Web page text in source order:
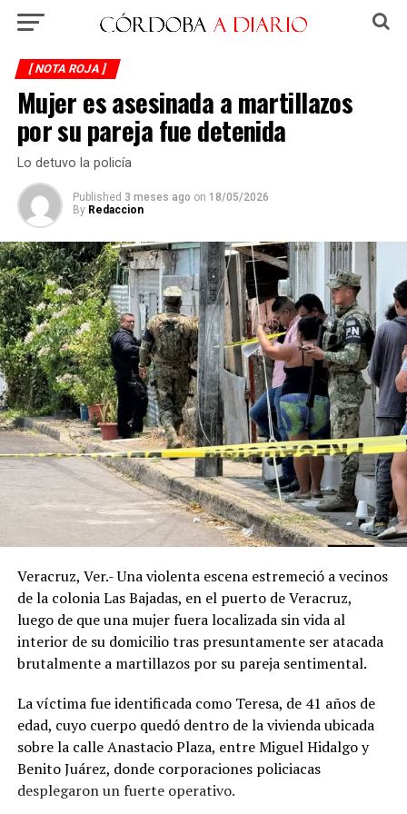
[ NOTA ROJA ]
Mujer es asesinada a martillazos
por su pareja fue detenida
Lo detuvo la policía
Published 3 meses ago on 18/05/2026
By Redaccion
Veracruz, Ver.- Una violenta escena estremeció a vecinos
de la colonia Las Bajadas, en el puerto de Veracruz,
luego de que una mujer fuera localizada sin vida al
interior de su domicilio tras presuntamente ser atacada
brutalmente a martillazos por su pareja sentimental.
La víctima fue identificada como Teresa, de 41 años de
edad, cuyo cuerpo quedó dentro de la vivienda ubicada
sobre la calle Anastacio Plaza, entre Miguel Hidalgo y
Benito Juárez, donde corporaciones policiacas
desplegaron un fuerte operativo.